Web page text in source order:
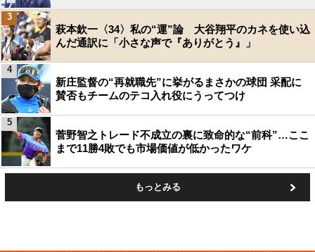
萩本欽一〈34〉私の“運”論 大谷翔平のカネを使い込
んだ通訳に「小さな声で『ありがとう』」
3
新庄監督の“再就職先”に挙がるまさかの球団 采配に
賛否もチームのテコ入れ役にうってつけ
4
菅野智之トレード不成立の裏に致命的な“前科”…ここ
まで11勝4敗でも市場価値が低かったワケ
5
もっとみる